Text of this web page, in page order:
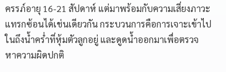
ครรภ์อายุ 16-21 สัปดาห์ แต่มาพร้อมกับความเสี่ยงภาวะ
แทรกซ้อนได้เช่นเดียวกัน กระบวนการคือการเจาะเข้าไป
ในถึงน้ำคร่ำที่หุ้มตัวลูกอยู่ และดูดน้ำออกมาเพื่อตรวจ
หาความผิดปกติ